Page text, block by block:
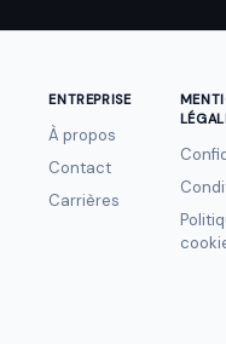
ENTREPRISE
À propos
Contact
Carrières